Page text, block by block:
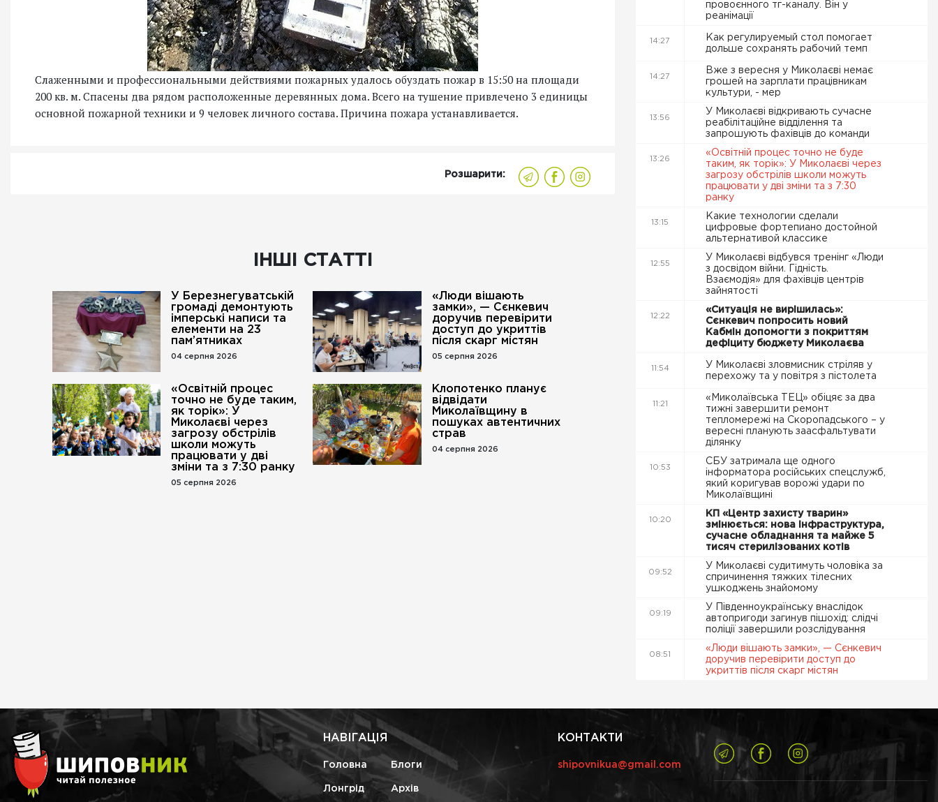
Слаженными и профессиональными действиями пожарных удалось обуздать пожар в 15:50 на площади
200 кв. м. Спасены два рядом расположенные деревянных дома. Всего на тушение привлечено 3 единицы
основной пожарной техники и 9 человек личного состава. Причина пожара устанавливается.
Розшарити:
ІНШІ СТАТТІ
У Березнегуватській
громаді демонтують
імперські написи та
елементи на 23
пам’ятниках
04 серпня 2026
«Люди вішають
замки», — Сєнкевич
доручив перевірити
доступ до укриттів
після скарг містян
05 серпня 2026
«Освітній процес
точно не буде таким,
як торік»: У
Миколаєві через
загрозу обстрілів
школи можуть
працювати у дві
зміни та з 7:30 ранку
05 серпня 2026
Клопотенко планує
відвідати
Миколаївщину в
пошуках автентичних
страв
04 серпня 2026
провоєнного тг-каналу. Він у
реанімації
14:27
Как регулируемый стол помогает
дольше сохранять рабочий темп
14:27
Вже з вересня у Миколаєві немає
грошей на зарплати працівникам
культури, - мер
13:56
У Миколаєві відкривають сучасне
реабілітаційне відділення та
запрошують фахівців до команди
13:26
«Освітній процес точно не буде
таким, як торік»: У Миколаєві через
загрозу обстрілів школи можуть
працювати у дві зміни та з 7:30
ранку
13:15
Какие технологии сделали
цифровые фортепиано достойной
альтернативой классике
12:55
У Миколаєві відбувся тренінг «Люди
з досвідом війни. Гідність.
Взаємодія» для фахівців центрів
зайнятості
12:22
«Ситуація не вирішилась»:
Сєнкевич попросить новий
Кабмін допомогти з покриттям
дефіциту бюджету Миколаєва
11:54
У Миколаєві зловмисник стріляв у
перехожу та у повітря з пістолета
11:21
«Миколаївська ТЕЦ» обіцяє за два
тижні завершити ремонт
тепломережі на Скоропадського – у
вересні планують заасфальтувати
ділянку
10:53
СБУ затримала ще одного
інформатора російських спецслужб,
який коригував ворожі удари по
Миколаївщині
10:20
КП «Центр захисту тварин»
змінюється: нова інфраструктура,
сучасне обладнання та майже 5
тисяч стерилізованих котів
09:52
У Миколаєві судитимуть чоловіка за
спричинення тяжких тілесних
ушкоджень знайомому
09:19
У Південноукраїнську внаслідок
автопригоди загинув пішохід: слідчі
поліції завершили розслідування
08:51
«Люди вішають замки», — Сєнкевич
доручив перевірити доступ до
укриттів після скарг містян
НАВІГАЦІЯ
Головна Блоги
Лонгрід Архів
КОНТАКТИ
shipovnikua@gmail.com